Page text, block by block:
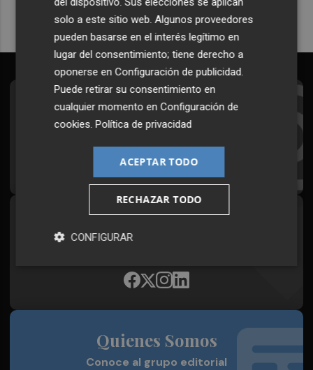
Suscríbete al Boletín
Todos los días a primera hora en tu email
¡Quiero suscribirme!
Plaza Podcast, desde cualquier medio
Quienes Somos
Conoce al grupo editorial
solo a este sitio web. Algunos proveedores
pueden basarse en el interés legítimo en
lugar del consentimiento; tiene derecho a
oponerse enConfiguración de publicidad
Puede retirar su consentimiento en
cualquier momento enConfiguración de
cookies .Política de privacidad
ACEPTAR TODO
RECHAZAR TODO
CONFIGURAR